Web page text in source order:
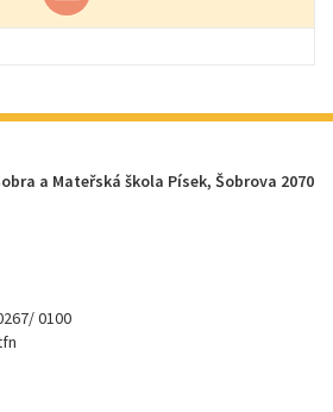
a Mateřská škola Písek, Šobrova 2070
0100